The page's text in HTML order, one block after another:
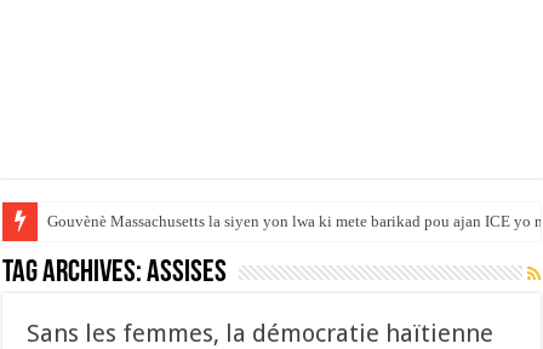
Gouvènè Massachusetts la siyen yon lwa ki mete barikad pou ajan ICE yo
Tag Archives:Assises
Sans les femmes, la démocratie haïtienne